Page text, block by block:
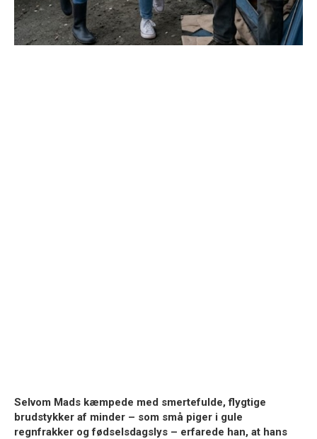
Selvom Mads kæmpede med smertefulde, flygtige
brudstykker af minder – som små piger i gule
regnfrakker og fødselsdagslys – erfarede han, at hans